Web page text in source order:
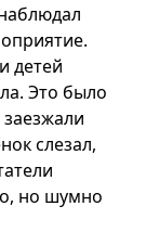
детей
Это было
слезал,
но шумно